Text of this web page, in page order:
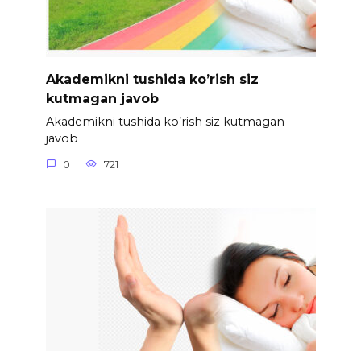
Akademikni tushida ko’rish siz
kutmagan javob
Akademikni tushida ko’rish siz kutmagan
javob
0 721